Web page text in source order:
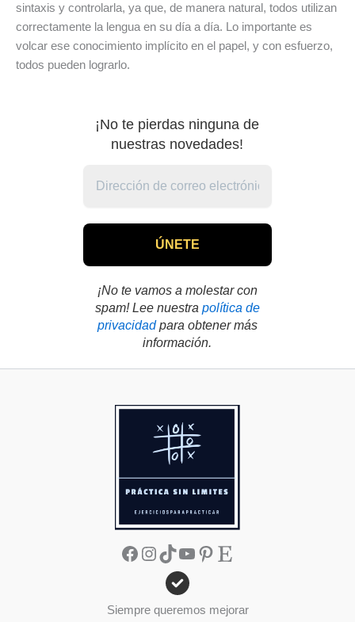
sintaxis y controlarla, ya que, de manera natural, todos utilizan
correctamente la lengua en su día a día. Lo importante es
volcar ese conocimiento implícito en el papel, y con esfuerzo,
todos pueden lograrlo.
¡No te pierdas ninguna de
nuestras novedades!
¡No te vamos a molestar con
spam! Lee nuestra política de
privacidadpara obtener más
información.
Facebook
Instagram
TikTok
YouTube
Pinterest
Etsy
Siempre queremos mejorar